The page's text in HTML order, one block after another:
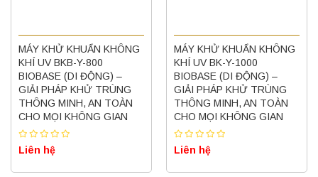
MÁY KHỬ KHUẨN KHÔNG
KHÍ UV BKB-Y-800
BIOBASE (DI ĐỘNG) –
GIẢI PHÁP KHỬ TRÙNG
THÔNG MINH, AN TOÀN
CHO MỌI KHÔNG GIAN
Liên hệ
MÁY KHỬ KHUẨN KHÔNG
KHÍ UV BK-Y-1000
BIOBASE (DI ĐỘNG) –
GIẢI PHÁP KHỬ TRÙNG
THÔNG MINH, AN TOÀN
CHO MỌI KHÔNG GIAN
Liên hệ